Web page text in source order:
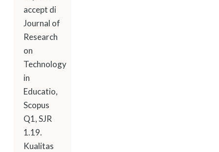
accept di
Journal of
Research
on
Technology
in
Educatio,
Scopus
Q1, SJR
1.19.
Kualitas